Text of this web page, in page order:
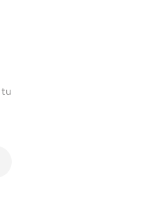
tu